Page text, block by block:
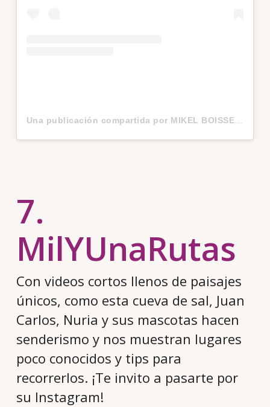
7.
MilYUnaRutas
Con videos cortos llenos de paisajes
únicos, como esta cueva de sal, Juan
Carlos, Nuria y sus mascotas hacen
senderismo y nos muestran lugares
poco conocidos y tips para
recorrerlos. ¡Te invito a pasarte por
su Instagram!